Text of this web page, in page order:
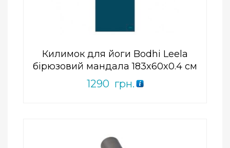
Килимок для йоги Bodhi Leela
бірюзовий мандала 183x60x0.4 см
1290 грн.